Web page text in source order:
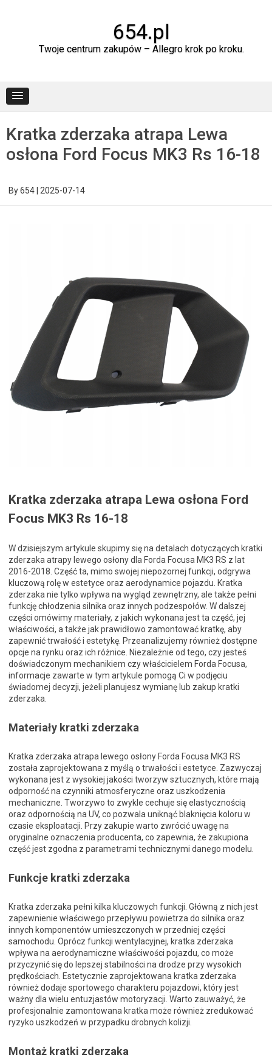
654.pl
Twoje centrum zakupów – Allegro krok po kroku.
Kratka zderzaka atrapa Lewa
osłona Ford Focus MK3 Rs 16-18
By654 2025-07-14
Kratka zderzaka atrapa Lewa osłona Ford
Focus MK3 Rs 16-18
W dzisiejszym artykule skupimy się na detalach dotyczących kratki
zderzaka atrapy lewego osłony dla Forda Focusa MK3 RS z lat
2016-2018. Część ta, mimo swojej niepozornej funkcji, odgrywa
kluczową rolę w estetyce oraz aerodynamice pojazdu. Kratka
zderzaka nie tylko wpływa na wygląd zewnętrzny, ale także pełni
funkcję chłodzenia silnika oraz innych podzespołów. W dalszej
części omówimy materiały, z jakich wykonana jest ta część, jej
właściwości, a także jak prawidłowo zamontować kratkę, aby
zapewnić trwałość i estetykę. Przeanalizujemy również dostępne
opcje na rynku oraz ich różnice. Niezależnie od tego, czy jesteś
doświadczonym mechanikiem czy właścicielem Forda Focusa,
informacje zawarte w tym artykule pomogą Ci w podjęciu
świadomej decyzji, jeżeli planujesz wymianę lub zakup kratki
zderzaka.
Materiały kratki zderzaka
Kratka zderzaka atrapa lewego osłony Forda Focusa MK3 RS
została zaprojektowana z myślą o trwałości i estetyce. Zazwyczaj
wykonana jest z wysokiej jakości tworzyw sztucznych, które mają
odporność na czynniki atmosferyczne oraz uszkodzenia
mechaniczne. Tworzywo to zwykle cechuje się elastycznością
oraz odpornością na UV, co pozwala uniknąć blaknięcia koloru w
czasie eksploatacji. Przy zakupie warto zwrócić uwagę na
oryginalne oznaczenia producenta, co zapewnia, że zakupiona
część jest zgodna z parametrami technicznymi danego modelu.
Funkcje kratki zderzaka
Kratka zderzaka pełni kilka kluczowych funkcji. Główną z nich jest
zapewnienie właściwego przepływu powietrza do silnika oraz
innych komponentów umieszczonych w przedniej części
samochodu. Oprócz funkcji wentylacyjnej, kratka zderzaka
wpływa na aerodynamiczne właściwości pojazdu, co może
przyczynić się do lepszej stabilności na drodze przy wysokich
prędkościach. Estetycznie zaprojektowana kratka zderzaka
również dodaje sportowego charakteru pojazdowi, który jest
ważny dla wielu entuzjastów motoryzacji. Warto zauważyć, że
profesjonalnie zamontowana kratka może również zredukować
ryzyko uszkodzeń w przypadku drobnych kolizji.
Montaż kratki zderzaka